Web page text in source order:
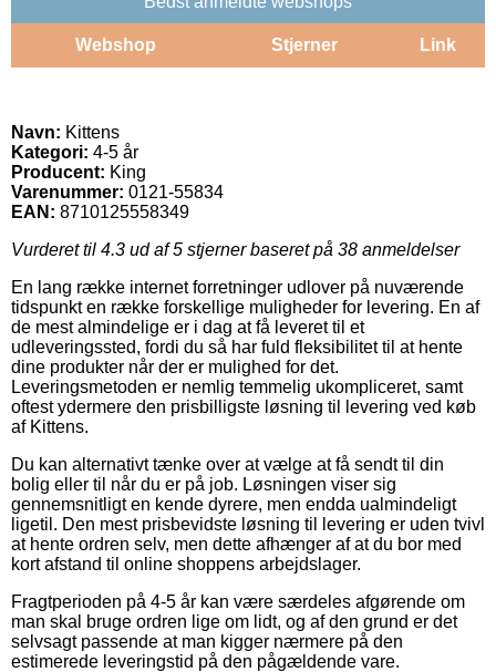
Webshop Stjerner Link
Navn: Kittens
Kategori: 4-5 år
Producent: King
Varenummer: 0121-55834
EAN: 8710125558349
Vurderet til 4.3 ud af 5 stjerner baseret på 38 anmeldelser
En lang række internet forretninger udlover på nuværende
tidspunkt en række forskellige muligheder for levering. En af
de mest almindelige er i dag at få leveret til et
udleveringssted, fordi du så har fuld fleksibilitet til at hente
dine produkter når der er mulighed for det.
Leveringsmetoden er nemlig temmelig ukompliceret, samt
oftest ydermere den prisbilligste løsning til levering ved køb
af Kittens.
Du kan alternativt tænke over at vælge at få sendt til din
bolig eller til når du er på job. Løsningen viser sig
gennemsnitligt en kende dyrere, men endda ualmindeligt
ligetil. Den mest prisbevidste løsning til levering er uden tvivl
at hente ordren selv, men dette afhænger af at du bor med
kort afstand til online shoppens arbejdslager.
Fragtperioden på 4-5 år kan være særdeles afgørende om
man skal bruge ordren lige om lidt, og af den grund er det
selvsagt passende at man kigger nærmere på den
estimerede leveringstid på den pågældende vare.